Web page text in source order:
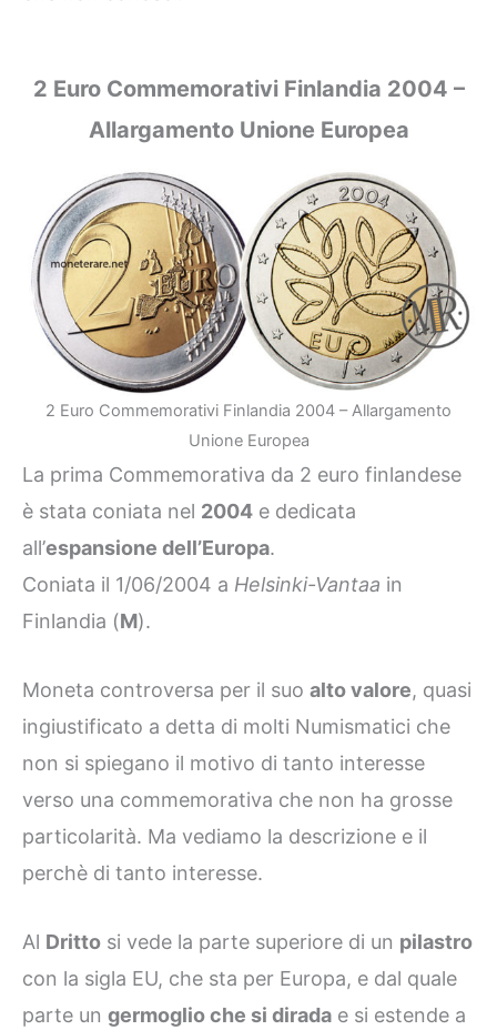
2 Euro Commemorativi Finlandia 2004 –
Allargamento Unione Europea
2 Euro Commemorativi Finlandia 2004 – Allargamento
Unione Europea
La prima Commemorativa da 2 euro finlandese
è stata coniata nel 2004 e dedicata
all’espansione dell’Europa.
Coniata il 1/06/2004 a Helsinki-Vantaa in
Finlandia (M).
Moneta controversa per il suo alto valore, quasi
ingiustificato a detta di molti Numismatici che
non si spiegano il motivo di tanto interesse
verso una commemorativa che non ha grosse
particolarità. Ma vediamo la descrizione e il
perchè di tanto interesse.
Al Dritto si vede la parte superiore di un pilastro
con la sigla EU, che sta per Europa, e dal quale
parte un germoglio che si dirada e si estende a